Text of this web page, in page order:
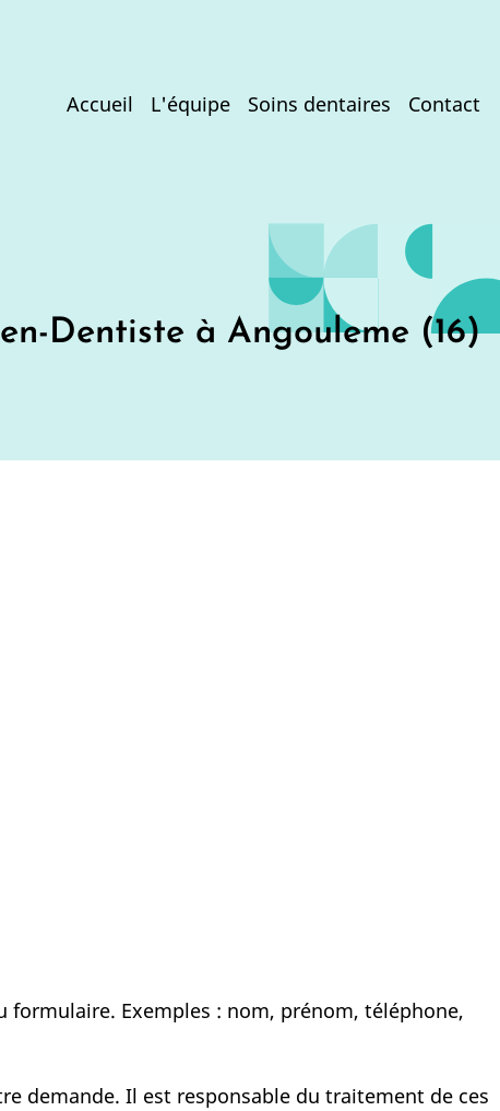
Main
Accueil L'équipe Soins dentaires Contact
Dentiste à Angouleme (16)
formulaire. Exemples : nom, prénom, téléphone,
demande. Il est responsable du traitement de ces